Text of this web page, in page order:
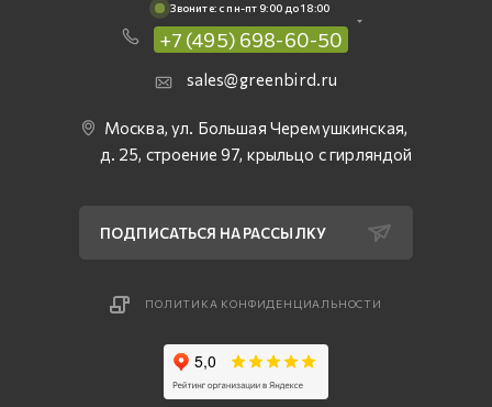
Звоните: c пн-пт 9:00 до 18:00
+7 (495) 698-60-50
sales@greenbird.ru
Москва, ул. Большая Черемушкинская,
д. 25, строение 97, крыльцо с гирляндой
ПОДПИСАТЬСЯ НА РАССЫЛКУ
ПОЛИТИКА КОНФИДЕНЦИАЛЬНОСТИ